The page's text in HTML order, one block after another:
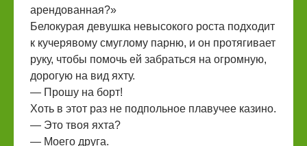
арендованная?»
Белокурая девушка невысокого роста подходит
к кучерявому смуглому парню, и он протягивает
руку, чтобы помочь ей забраться на огромную,
дорогую на вид яхту.
— Прошу на борт!
Хоть в этот раз не подпольное плавучее казино.
— Это твоя яхта?
— Моего друга.